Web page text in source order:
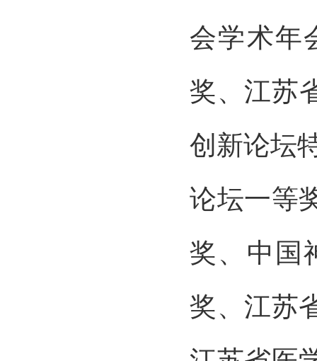
会学术年
奖、江苏
创新论坛
论坛一等
奖、中国
奖、江苏